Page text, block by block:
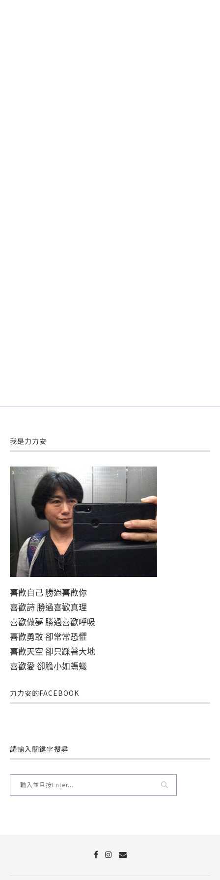
我是力力安
喜歡自己 勝過喜歡你
喜歡詩 勝過喜歡真理
喜歡做夢 勝過喜歡呼吸
喜歡勇敢 卻常常恐懼
喜歡天空 卻只踩著大地
喜歡愛 卻膽小如螞蟻
力力安的FACEBOOK
請輸入關鍵字搜尋